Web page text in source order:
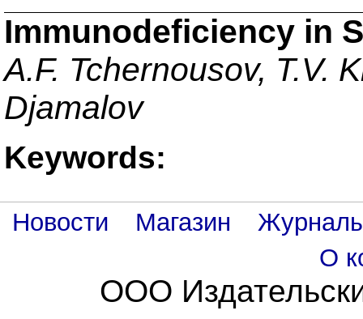
Immunodeficiency in
A.F. Tchernousov, T.V.
Djamalov
Keywords:
Новости Магазин
О
ООО